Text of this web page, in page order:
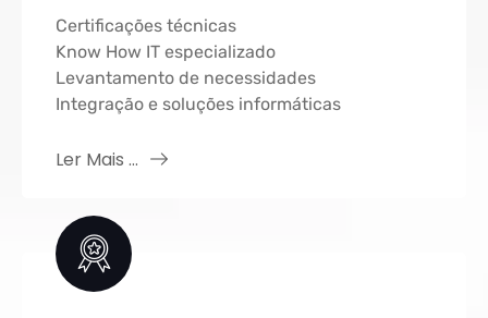
Certificações técnicas
Know How IT especializado
Levantamento de necessidades
Integração e soluções informáticas
Ler Mais ...